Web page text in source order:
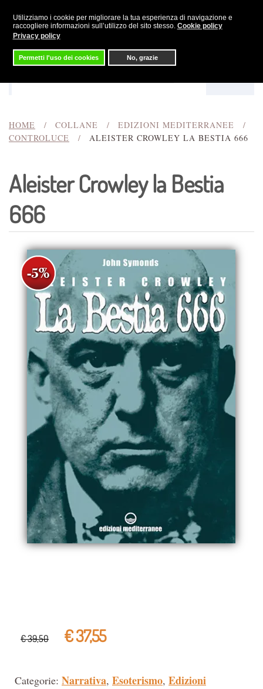
Utilizziamo i cookie per migliorare la tua esperienza di navigazione e
raccogliere informazioni sull’utilizzo del sito stesso. Cookie policy
Privacy policy
Permetti l'uso dei cookies No, grazie
Skip to main content
HOME COLLANE
EDIZIONI MEDITERRANEE
CONTROLUCE
ALEISTER CROWLEY LA BESTIA 666
Aleister Crowley la Bestia
666
€ 39,50 € 37,55
Categorie: Narrativa, Esoterismo, Edizioni